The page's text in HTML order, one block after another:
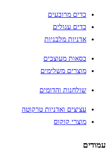
כדים מרובעים
כדים עגולים
אדניות מלבניות
כסאות מעוצבים
מוצרים משלימים
שולחנות והדומים
עציצים ואדניות טרקוטה
מוצרי קוקוס
עמודים